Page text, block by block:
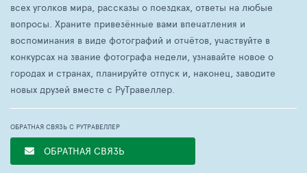
всех уголков мира, рассказы о поездках, ответы на любые
вопросы. Храните привезённые вами впечатления и
воспоминания в виде фотографий и отчётов, участвуйте в
конкурсах на звание фотографа недели, узнавайте новое о
городах и странах, планируйте отпуск и, наконец, заводите
новых друзей вместе с РуТравеллер.
ОБРАТНАЯ СВЯЗЬ С РУТРАВЕЛЛЕР
ОБРАТНАЯ СВЯЗЬ